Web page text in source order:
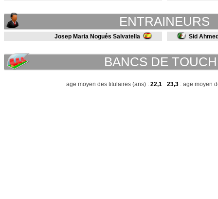
ENTRAINEURS
Josep Maria Nogués Salvatella Sid
BANCS DE
age moyen des titulaires (ans) : 22,1 23,3 : age moyen